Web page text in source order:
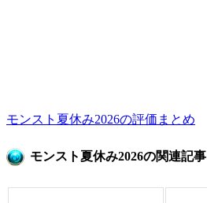
モンスト夏休み2026の評価まとめ
モンスト夏休み2026の関連記事